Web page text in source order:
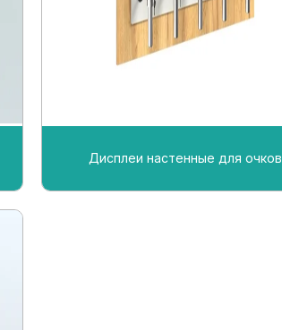
Дисплеи настенные для очков